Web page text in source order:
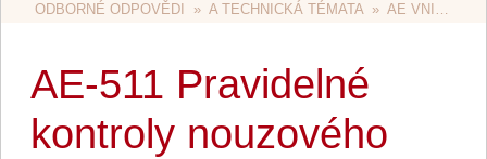
ODBORNÉ ODPOVĚDI
  »
A TECHNICKÁ TÉMATA
  »
AE VNITŘNÍ ROZVODY
AE-511 Pravidelné
kontroly nouzového